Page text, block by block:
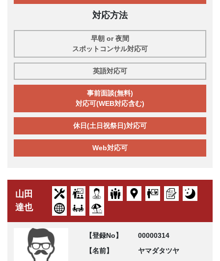
対応方法
早朝 or 夜間
スポットコンサル対応可
英語対応可
事前面談(無料)
対応可(WEB対応含む)
休日(土日祝祭日)対応可
Web対応可
山田
達也
【登録No】
00000314
【名前】
ヤマダタツヤ